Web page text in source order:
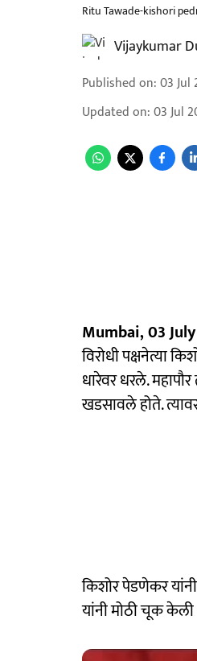
Ritu Tawade-kishori
Vijaykumar
Published on:03 Jul
Updated on:03 Jul
Mumbai, 03
विरोधी पक्षनेत्या
धारेवर धरले.
खडसावले होते.
किशोर पेडणेकर
यांनी मोठी चूक केली